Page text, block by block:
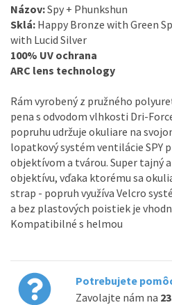
Názov:Spy + Phunkshun
Sklá: Happy Bronze with Green
with Lucid Silver
100% UV ochrana
ARC lens technology
Rám vyrobený z pružného
pena s odvodom vlhkosti Dri-
popruhu udržuje okuliare na
lopatkový systém ventilácie SPY
objektívom a tvárou. Super tajný
objektívu, vďaka ktorému sa
strap - popruh využíva Velcro
a bez plastových poistiek je
Kompatibilné s helmou
Potrebujete
Zavolajte nám na